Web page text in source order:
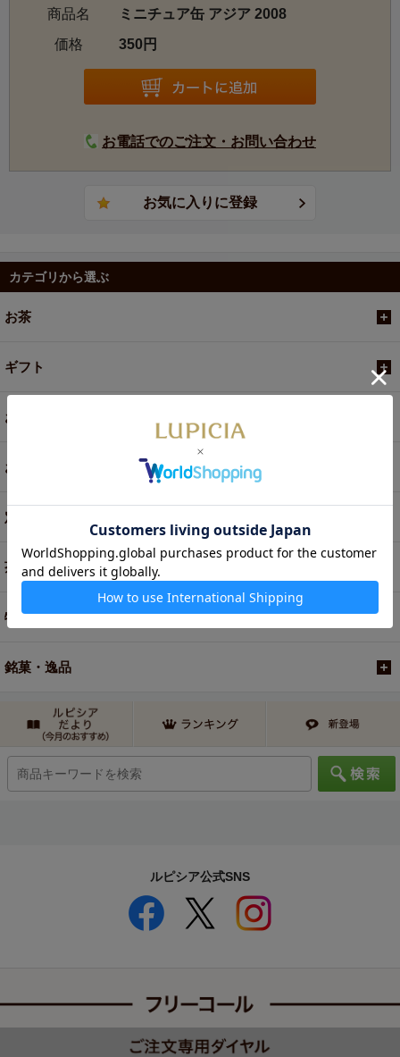
商品名
ミニチュア缶 アジア 2008
価格
350円
お電話でのご注文・お問い合わせ
カテゴリから選ぶ
お茶
ギフト
お菓子・食品・飲料
お買い得商品
定期便
茶器・オリジナルグッズ
特別商品・お取り寄せ
銘菓・逸品
ルピシア公式SNS